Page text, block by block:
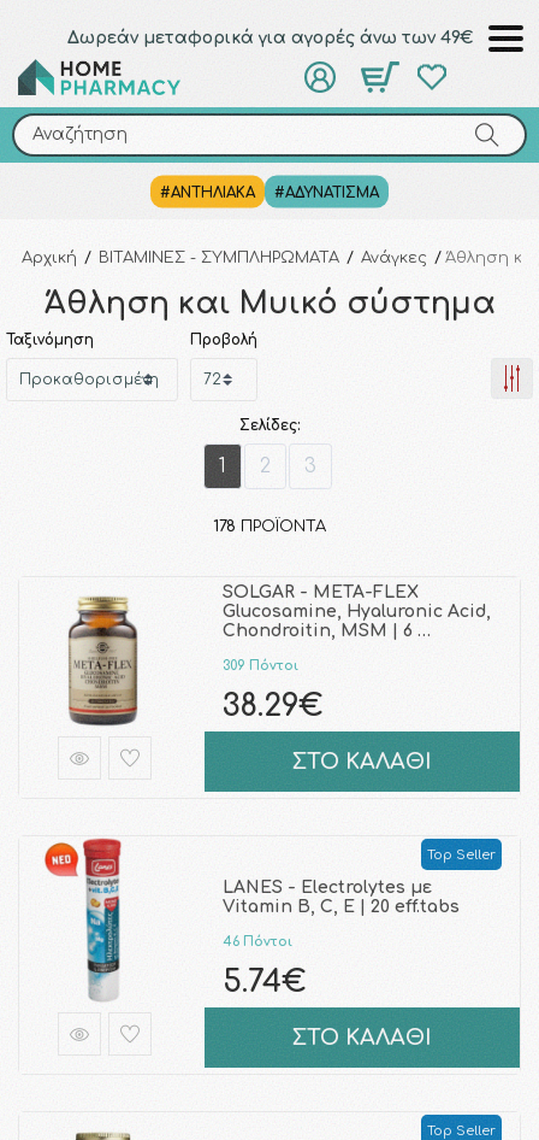
Δωρεάν μεταφορικά για αγορές άνω των 49€
Αναζήτηση
#ΑΝΤΗΛΙΑΚΑ #ΑΔΥΝΑΤΙΣΜΑ
Αναζήτηση
Αρχική / ΒΙΤΑΜΙΝΕΣ - ΣΥΜΠΛΗΡΩΜΑΤΑ / Ανάγκες / Άθληση
Άθληση και Μυικό σύστημα
Ταξινόμηση Προβολή
Σελίδες:
1 2 3
178 ΠΡΟΪΌΝΤΑ
SOLGAR - META-FLEX
Glucosamine, Hyaluronic Acid,
Chondroitin, MSM | 6 …
309 Πόντοι
38.29€
ΣΤΟ ΚΑΛΑΘΙ
Top Seller
LANES - Electrolytes με
Vitamin B, C, E | 20 eff.tabs
46 Πόντοι
5.74€
ΣΤΟ ΚΑΛΑΘΙ
Top Seller